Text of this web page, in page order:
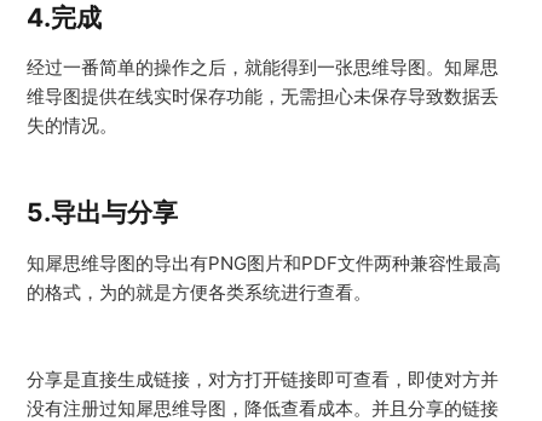
4.完成
经过一番简单的操作之后，就能得到一张思维导图。知犀思
维导图提供在线实时保存功能，无需担心未保存导致数据丢
失的情况。
5.导出与分享
知犀思维导图的导出有PNG图片和PDF文件两种兼容性最高
的格式，为的就是方便各类系统进行查看。
分享是直接生成链接，对方打开链接即可查看，即使对方并
没有注册过知犀思维导图，降低查看成本。并且分享的链接